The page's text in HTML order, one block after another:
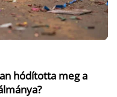
hódította meg a